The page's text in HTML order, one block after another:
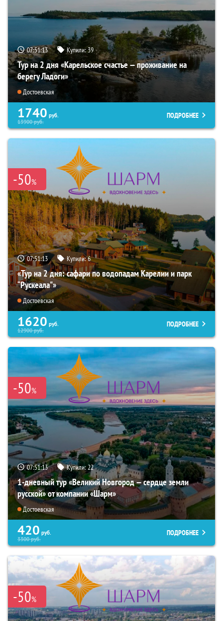
07:51:12 Купили:39
Тур на 2 дня «Карельское счастье — проживание на
берегу Ладоги»
Достоевская
1740 руб.
13900руб.
ПОДРОБНЕЕ
-50%
07:51:12 Купили:6
«Тур на 2 дня: сафари по водопадам Карелии и парк
“Рускеала"»
Достоевская
1620 руб.
12900руб.
ПОДРОБНЕЕ
-50%
07:51:12 Купили:22
1-дневный тур «Великий Новгород — сердце земли
русской» от компании «Шарм»
Достоевская
420 руб.
3300руб.
ПОДРОБНЕЕ
-50%